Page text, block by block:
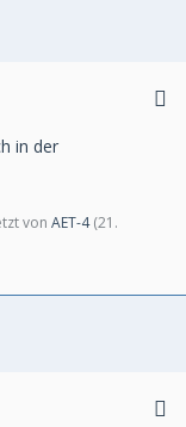
in der
von AET-4(21.